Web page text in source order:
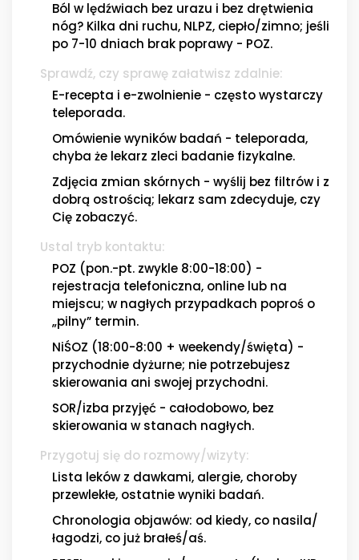
Ból w lędźwiach bez urazu i bez drętwienia
nóg? Kilka dni ruchu, NLPZ, ciepło/zimno; jeśli
po 7-10 dniach brak poprawy - POZ.
Sprawdź, czy sprawę załatwisz zdalnie:
E-recepta i e-zwolnienie - często wystarczy
teleporada.
Omówienie wyników badań - teleporada,
chyba że lekarz zleci badanie fizykalne.
Zdjęcia zmian skórnych - wyślij bez filtrów i z
dobrą ostrością; lekarz sam zdecyduje, czy
Cię zobaczyć.
Ustal tryb kontaktu:
POZ (pon.-pt. zwykle 8:00-18:00) -
rejestracja telefoniczna, online lub na
miejscu; w nagłych przypadkach poproś o
„pilny” termin.
NiŚOZ (18:00-8:00 + weekendy/święta) -
przychodnie dyżurne; nie potrzebujesz
skierowania ani swojej przychodni.
SOR/izba przyjęć - całodobowo, bez
skierowania w stanach nagłych.
Przygotuj się do rozmowy/wizyty:
Lista leków z dawkami, alergie, choroby
przewlekłe, ostatnie wyniki badań.
Chronologia objawów: od kiedy, co nasila/
łagodzi, co już brałeś/aś.